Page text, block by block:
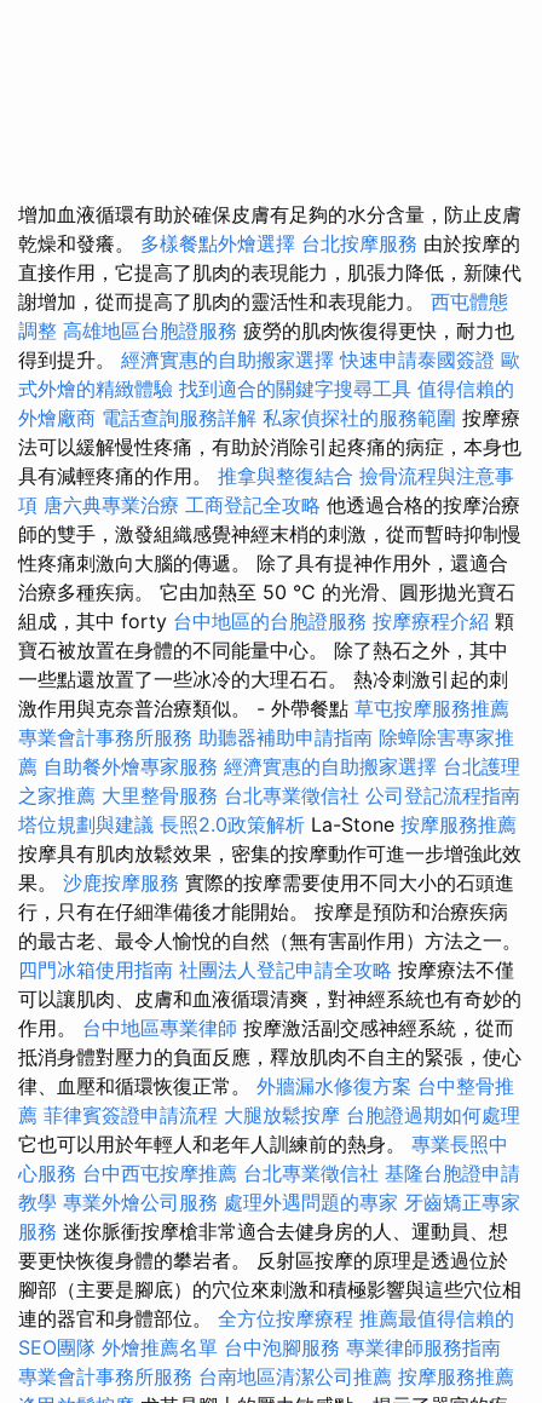
增加血液循環有助於確保皮膚有足夠的水分含量，防止皮膚
乾燥和發癢。 多樣餐點外燴選擇 台北按摩服務 由於按摩的
直接作用，它提高了肌肉的表現能力，肌張力降低，新陳代
謝增加，從而提高了肌肉的靈活性和表現能力。 西屯體態
調整 高雄地區台胞證服務 疲勞的肌肉恢復得更快，耐力也
得到提升。 經濟實惠的自助搬家選擇 快速申請泰國簽證 歐
式外燴的精緻體驗 找到適合的關鍵字搜尋工具 值得信賴的
外燴廠商 電話查詢服務詳解 私家偵探社的服務範圍 按摩療
法可以緩解慢性疼痛，有助於消除引起疼痛的病症，本身也
具有減輕疼痛的作用。 推拿與整復結合 撿骨流程與注意事
項 唐六典專業治療 工商登記全攻略 他透過合格的按摩治療
師的雙手，激發組織感覺神經末梢的刺激，從而暫時抑制慢
性疼痛刺激向大腦的傳遞。 除了具有提神作用外，還適合
治療多種疾病。 它由加熱至 50 °C 的光滑、圓形拋光寶石
組成，其中 forty 台中地區的台胞證服務 按摩療程介紹 顆
寶石被放置在身體的不同能量中心。 除了熱石之外，其中
一些點還放置了一些冰冷的大理石石。 熱冷刺激引起的刺
激作用與克奈普治療類似。 - 外帶餐點 草屯按摩服務推薦
專業會計事務所服務 助聽器補助申請指南 除蟑除害專家推
薦 自助餐外燴專家服務 經濟實惠的自助搬家選擇 台北護理
之家推薦 大里整骨服務 台北專業徵信社 公司登記流程指南
塔位規劃與建議 長照2.0政策解析 La-Stone 按摩服務推薦
按摩具有肌肉放鬆效果，密集的按摩動作可進一步增強此效
果。 沙鹿按摩服務 實際的按摩需要使用不同大小的石頭進
行，只有在仔細準備後才能開始。 按摩是預防和治療疾病
的最古老、最令人愉悅的自然（無有害副作用）方法之一。
四門冰箱使用指南 社團法人登記申請全攻略 按摩療法不僅
可以讓肌肉、皮膚和血液循環清爽，對神經系統也有奇妙的
作用。 台中地區專業律師 按摩激活副交感神經系統，從而
抵消身體對壓力的負面反應，釋放肌肉不自主的緊張，使心
律、血壓和循環恢復正常。 外牆漏水修復方案 台中整骨推
薦 菲律賓簽證申請流程 大腿放鬆按摩 台胞證過期如何處理
它也可以用於年輕人和老年人訓練前的熱身。 專業長照中
心服務 台中西屯按摩推薦 台北專業徵信社 基隆台胞證申請
教學 專業外燴公司服務 處理外遇問題的專家 牙齒矯正專家
服務 迷你脈衝按摩槍非常適合去健身房的人、運動員、想
要更快恢復身體的攀岩者。 反射區按摩的原理是透過位於
腳部（主要是腳底）的穴位來刺激和積極影響與這些穴位相
連的器官和身體部位。 全方位按摩療程 推薦最值得信賴的
SEO團隊 外燴推薦名單 台中泡腳服務 專業律師服務指南
專業會計事務所服務 台南地區清潔公司推薦 按摩服務推薦